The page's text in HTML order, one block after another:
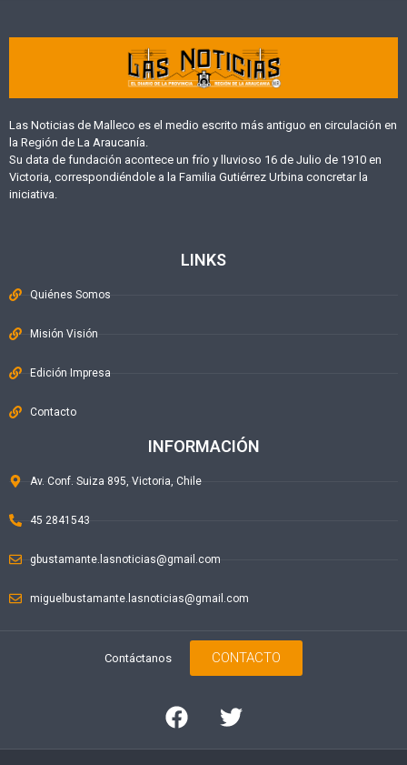
Las Noticias de Malleco es el medio escrito más antiguo en circulación en
la Región de La Araucanía.
Su data de fundación acontece un frío y lluvioso 16 de Julio de 1910 en
Victoria, correspondiéndole a la Familia Gutiérrez Urbina concretar la
iniciativa.
LINKS
Quiénes Somos
Misión Visión
Edición Impresa
Contacto
INFORMACIÓN
Av. Conf. Suiza 895, Victoria, Chile
45 2841543
gbustamante.lasnoticias@gmail.com
miguelbustamante.lasnoticias@gmail.com
Contáctanos CONTACTO